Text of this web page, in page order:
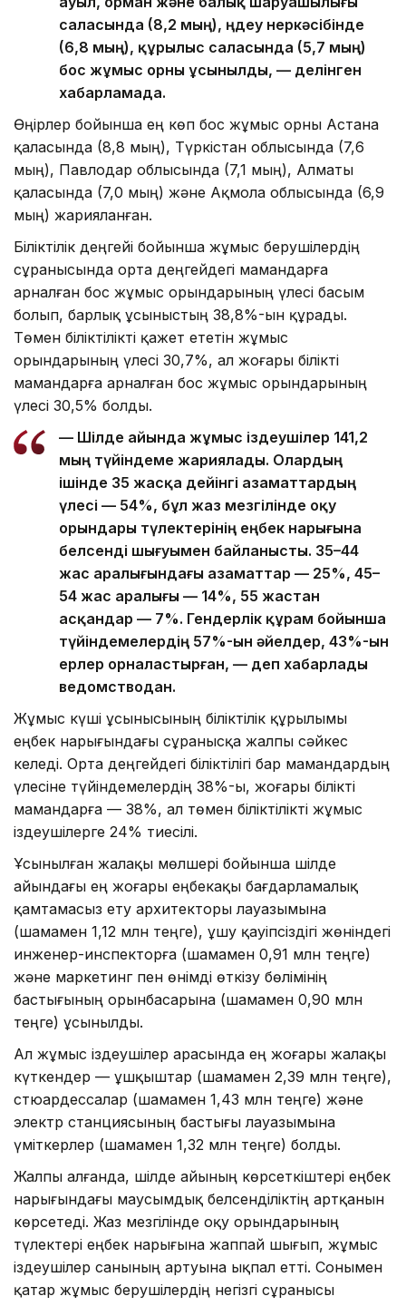
саласында (8,2 мың), өңдеу өнеркәсібінде
(6,8 мың), құрылыс саласында (5,7 мың)
бос жұмыс орны ұсынылды, — делінген
хабарламада.
Өңірлер бойынша ең көп бос жұмыс орны Астана
қаласында (8,8 мың), Түркістан облысында (7,6
мың), Павлодар облысында (7,1 мың), Алматы
қаласында (7,0 мың) және Ақмола облысында (6,9
мың) жарияланған.
Біліктілік деңгейі бойынша жұмыс берушілердің
сұранысында орта деңгейдегі мамандарға
арналған бос жұмыс орындарының үлесі басым
болып, барлық ұсыныстың 38,8%-ын құрады.
Төмен біліктілікті қажет ететін жұмыс
орындарының үлесі 30,7%, ал жоғары білікті
мамандарға арналған бос жұмыс орындарының
үлесі 30,5% болды.
— Шілде айында жұмыс іздеушілер 141,2
мың түйіндеме жариялады. Олардың
ішінде 35 жасқа дейінгі азаматтардың
үлесі — 54%, бұл жаз мезгілінде оқу
орындары түлектерінің еңбек нарығына
белсенді шығуымен байланысты. 35–44
жас аралығындағы азаматтар — 25%, 45–
54 жас аралығы — 14%, 55 жастан
асқандар — 7%. Гендерлік құрам бойынша
түйіндемелердің 57%-ын әйелдер, 43%-ын
ерлер орналастырған, — деп хабарлады
ведомстводан.
Жұмыс күші ұсынысының біліктілік құрылымы
еңбек нарығындағы сұранысқа жалпы сәйкес
келеді. Орта деңгейдегі біліктілігі бар мамандардың
үлесіне түйіндемелердің 38%-ы, жоғары білікті
мамандарға — 38%, ал төмен біліктілікті жұмыс
іздеушілерге 24% тиесілі.
Ұсынылған жалақы мөлшері бойынша шілде
айындағы ең жоғары еңбекақы бағдарламалық
қамтамасыз ету архитекторы лауазымына
(шамамен 1,12 млн теңге), ұшу қауіпсіздігі жөніндегі
инженер-инспекторға (шамамен 0,91 млн теңге)
және маркетинг пен өнімді өткізу бөлімінің
бастығының орынбасарына (шамамен 0,90 млн
теңге) ұсынылды.
Ал жұмыс іздеушілер арасында ең жоғары жалақы
күткендер — ұшқыштар (шамамен 2,39 млн теңге),
стюардессалар (шамамен 1,43 млн теңге) және
электр станциясының бастығы лауазымына
үміткерлер (шамамен 1,32 млн теңге) болды.
Жалпы алғанда, шілде айының көрсеткіштері еңбек
нарығындағы маусымдық белсенділіктің артқанын
көрсетеді. Жаз мезгілінде оқу орындарының
түлектері еңбек нарығына жаппай шығып, жұмыс
іздеушілер санының артуына ықпал етті. Сонымен
қатар жұмыс берушілердің негізгі сұранысы